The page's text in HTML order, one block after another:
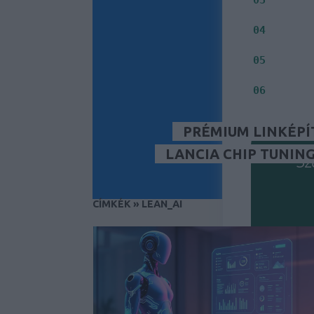
04
05
06
PRÉMIUM
LANCIA CHIP TUNING
CÍMKÉK » LEAN_AI